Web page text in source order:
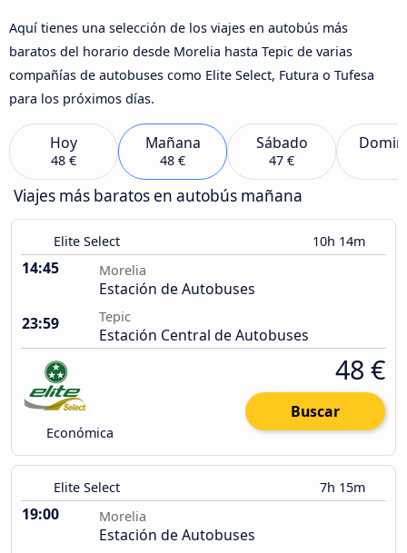
Aquí tienes una selección de los viajes en autobús más
baratos del horario desde Morelia hasta Tepic de varias
compañías de autobuses como Elite Select, Futura o Tufesa
para los próximos días.
Hoy
48 €
Mañana
48 €
Sábado
47 €
Viajes más baratos en autobús mañana
Elite Select 10h 14m
14:45 Morelia
Estación de Autobuses
23:59
Tepic
Estación Central de Autobuses
Económica
48 €
Buscar
Elite Select 7h 15m
19:00 Morelia
Estación de Autobuses